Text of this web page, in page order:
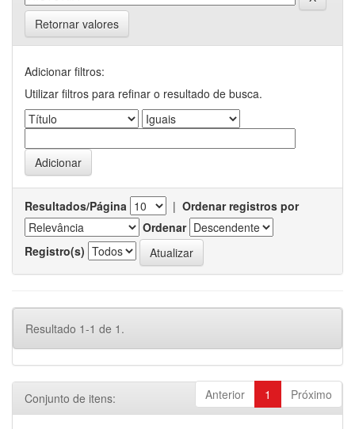
Retornar valores
Adicionar filtros:
Utilizar filtros para refinar o resultado de busca.
Resultados/Página | Ordenar registros por
Ordenar
Registro(s)
Resultado 1-1 de 1.
Anterior 1 Próximo
Conjunto de itens: